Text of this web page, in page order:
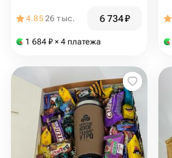
4.8526 тыс. 6 734₽
1 684 ₽ × 4 платежа